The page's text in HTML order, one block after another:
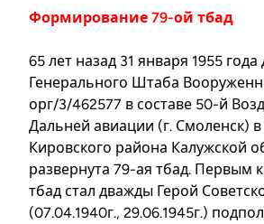
Формирование 79-ой тбад
65 лет назад 31 января 1955
Генерального Штаба
орг/3/462577 в составе 50-й
Дальней авиации (г. Смоленск)
Кировского района Калужской
развернута 79-ая тбад. Первым
тбад стал дважды Герой
(07.04.1940г., 29.06.1945г.)